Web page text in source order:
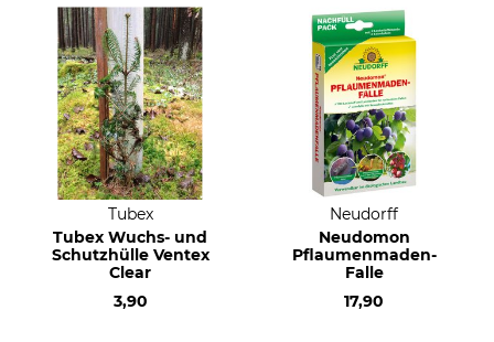
Tubex
Tubex Wuchs- und
Schutzhülle Ventex
Clear
3,90
Neudorff
Neudomon
Pflaumenmaden-
Falle
17,90